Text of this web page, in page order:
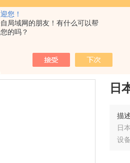
您！
局域网的朋友！有什么可以帮
的吗？
日
日
描
日
设